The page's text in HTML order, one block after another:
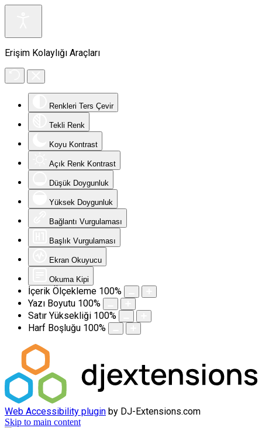
Erişim Kolaylığı Araçları
Renkleri Ters Çevir
Tekli Renk
Koyu Kontrast
Açık Renk Kontrast
Düşük Doygunluk
Yüksek Doygunluk
Bağlantı Vurgulaması
Başlık Vurgulaması
Ekran Okuyucu
Okuma Kipi
İçerik Ölçekleme 100%
Yazı Boyutu 100%
Satır Yüksekliği 100%
Harf Boşluğu 100%
Web Accessibility plugin by DJ-Extensions.com
Skip to main content